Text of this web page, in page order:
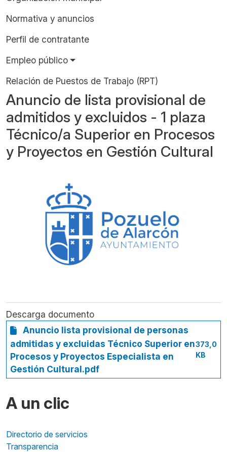
Normativa y anuncios
Perfil de contratante
Empleo público
Relación de Puestos de Trabajo (RPT)
Anuncio de lista provisional de
admitidos y excluidos - 1 plaza
Técnico/a Superior en Procesos
y Proyectos en Gestión Cultural
Descarga documento
Anuncio lista provisional de personas
admitidas y excluidas Técnico Superior en
Procesos y Proyectos Especialista en
Gestión Cultural.pdf
373,0
KB
A un clic
Directorio de servicios
Transparencia